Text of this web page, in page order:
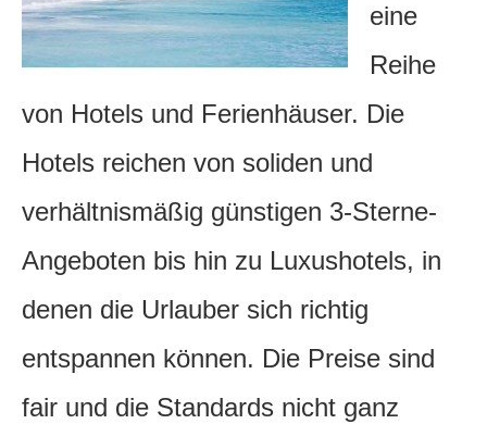
eine
Reihe
von Hotels und Ferienhäuser. Die
Hotels reichen von soliden und
verhältnismäßig günstigen 3-Sterne-
Angeboten bis hin zu Luxushotels, in
denen die Urlauber sich richtig
entspannen können. Die Preise sind
fair und die Standards nicht ganz